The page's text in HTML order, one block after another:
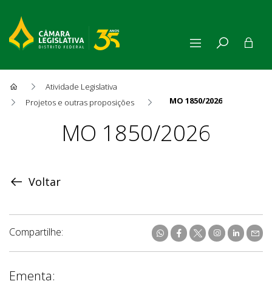
Atividade Legislativa
Projetos e outras proposições
MO 1850/2026
ProposiçãoMO 1850/2026
Voltar
Compartilhe:
Ementa: